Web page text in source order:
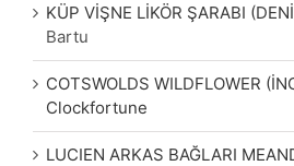
KÜP VİŞNE LİKÖR ŞARABI
Bartu
COTSWOLDS WILDFLOWER
Clockfortune
LUCIEN ARKAS BAĞLARI